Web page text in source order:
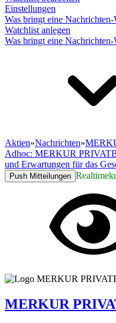
Einstellungen
Was bringt eine Nachrichten-
Watchlist anlegen
Was bringt eine Nachrichten-
Aktien»Nachrichten»
Adhoc: MERKUR
und Erwartungen für das
Push Mitteilungen
MERKUR